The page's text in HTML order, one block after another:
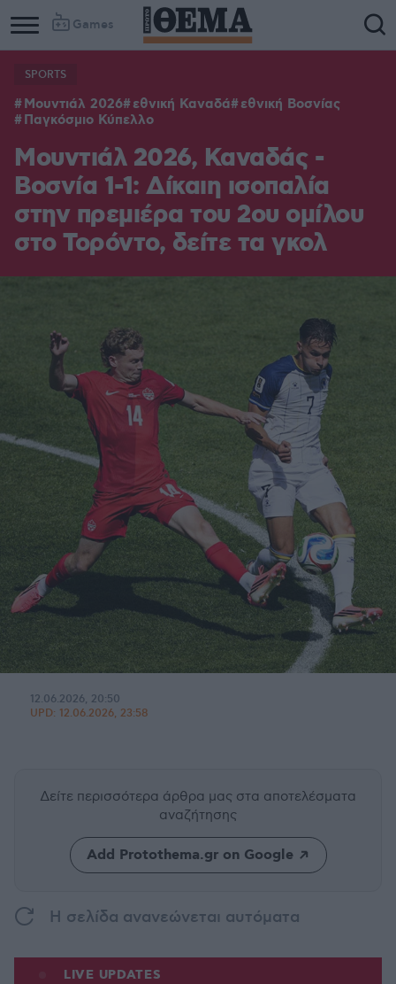
Games
SPORTS
Μουντιάλ 2026 εθνική Καναδά
εθνική Βοσνίας
Παγκόσμιο Κύπελλο
Μουντιάλ 2026, Καναδάς -
Βοσνία 1-1: Δίκαιη ισοπαλία
στην πρεμιέρα του 2ου ομίλου
στο Τορόντο, δείτε τα γκολ
12.06.2026, 20:50
UPD: 12.06.2026, 23:58
Δείτε περισσότερα άρθρα μας στα αποτελέσματα
αναζήτησης
Add Protothema.gr on Google
H σελίδα ανανεώνεται αυτόματα
LIVE UPDATES